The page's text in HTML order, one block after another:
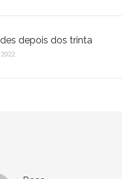
depois dos trinta